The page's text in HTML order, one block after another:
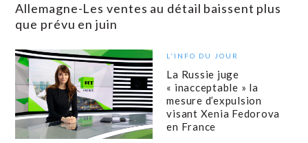
Allemagne-Les ventes au détail baissent plus
que prévu en juin
L'INFO DU JOUR
La Russie juge
« inacceptable » la
mesure d’expulsion
visant Xenia Fedorova
en France